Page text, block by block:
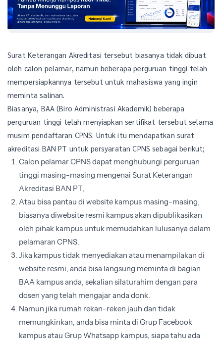
Surat Keterangan Akreditasi tersebut biasanya tidak dibuat
oleh calon pelamar, namun beberapa perguruan tinggi telah
mempersiapkannya tersebut untuk mahasiswa yang ingin
meminta salinan.
Biasanya, BAA (Biro Administrasi Akademik) beberapa
perguruan tinggi telah menyiapkan sertifikat tersebut selama
musim pendaftaran CPNS. Untuk itu mendapatkan surat
akreditasi BAN PT untuk persyaratan CPNS sebagai berikut;
Calon pelamar CPNS dapat menghubungi perguruan
tinggi masing-masing mengenai Surat Keterangan
Akreditasi BAN PT,
Atau bisa pantau di website kampus masing-masing,
biasanya diwebsite resmi kampus akan dipublikasikan
oleh pihak kampus untuk memudahkan lulusanya dalam
pelamaran CPNS.
Jika kampus tidak menyediakan atau menampilakan di
website resmi, anda bisa langsung meminta di bagian
BAA kampus anda, sekalian silaturahim dengan para
dosen yang telah mengajar anda donk.
Namun jika rumah rekan-reken jauh dan tidak
memungkinkan, anda bisa minta di Grup Facebook
kampus atau Grup Whatsapp kampus, siapa tahu ada